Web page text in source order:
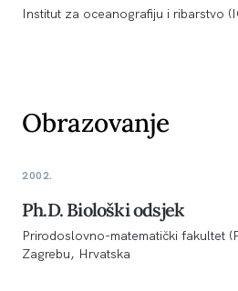
Institut za oceanografiju i ribarstvo
Obrazovanje
2002.
Ph.D. Biološki odsjek
Prirodoslovno-matematički fakultet
Zagrebu, Hrvatska